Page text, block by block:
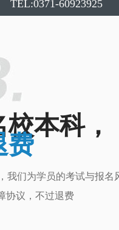
TEL:0371-60923925
本科，
费
我们为学员的考试与报名
协议，不过退费